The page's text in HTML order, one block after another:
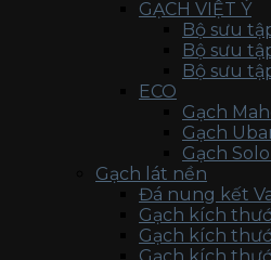
GẠCH VIỆT Ý
Bộ sưu
Bộ sưu
Bộ sưu
ECO
Gạch
Gạch
Gạch
Gạch lát nền
Đá nung kết
Gạch kích
Gạch kích